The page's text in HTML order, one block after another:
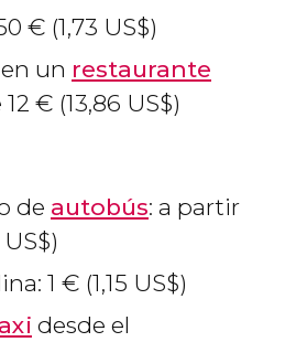
€ (1,73 US$)
un restaurante
€ (13,86 US$)
de autobús: a partir
US$)
1 € (1,15 US$)
desde el